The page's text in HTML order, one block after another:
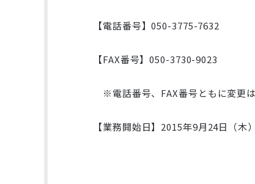
【電話番号】050-3775-7632
【FAX番号】050-3730-9023
※電話番号、FAX番号ともに変更は
【業務開始日】2015年9月24日（木）